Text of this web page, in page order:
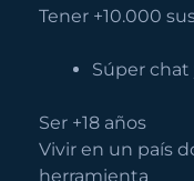
Tener +10.000
Súper chat
Ser +18 años
Vivir en un país
herramienta